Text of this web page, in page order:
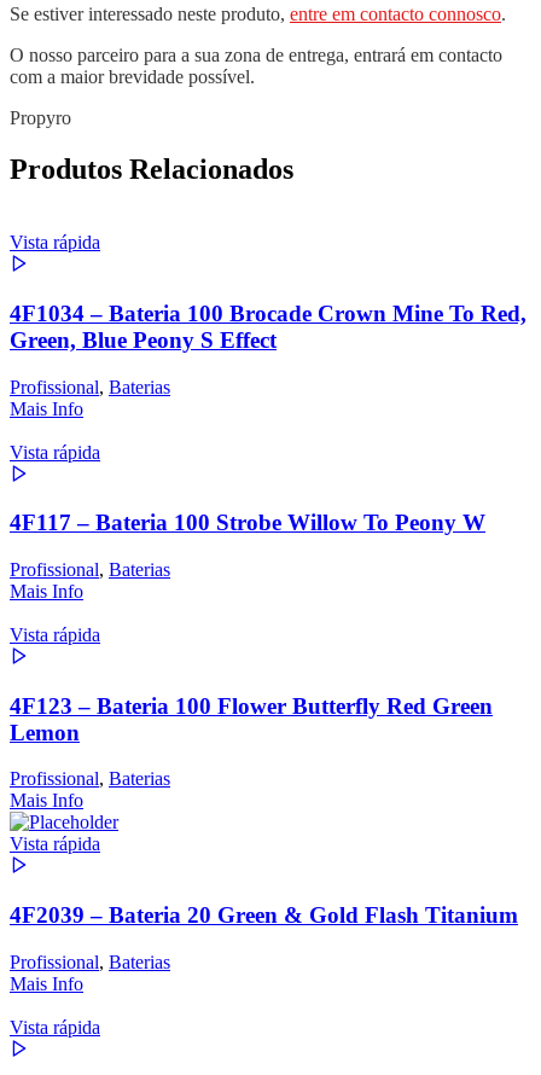
Se estiver interessado neste produto, entre em contacto connosco.
O nosso parceiro para a sua zona de entrega, entrará em contacto
com a maior brevidade possível.
Propyro
Produtos Relacionados
Vista rápida
4F1034 – Bateria 100 Brocade Crown Mine To Red,
Green, Blue Peony S Effect
Profissional, Baterias
Mais Info
Vista rápida
4F117 – Bateria 100 Strobe Willow To Peony W
Profissional, Baterias
Mais Info
Vista rápida
4F123 – Bateria 100 Flower Butterfly Red Green
Lemon
Profissional, Baterias
Mais Info
Vista rápida
4F2039 – Bateria 20 Green & Gold Flash Titanium
Profissional, Baterias
Mais Info
Vista rápida